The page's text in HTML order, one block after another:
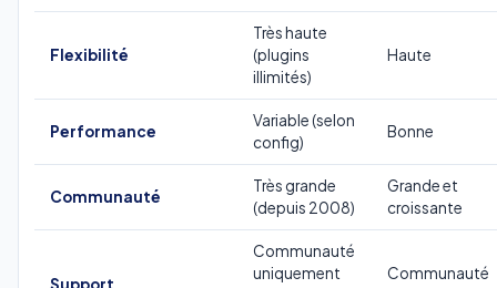
Flexibilité
Très haute
(plugins
illimités)
Haute
Performance
Variable (selon
config)
Bonne
Communauté
Très grande
(depuis 2008)
Grande et
croissante
Support
Communauté
uniquement
Communauté